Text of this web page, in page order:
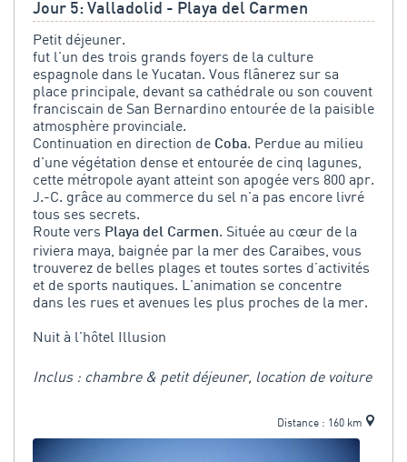
Jour 5: Valladolid - Playa del Carmen
Petit déjeuner.
fut l'un des trois grands foyers de la culture
espagnole dans le Yucatan. Vous flânerez sur sa
place principale, devant sa cathédrale ou son couvent
franciscain de San Bernardino entourée de la paisible
atmosphère provinciale.
Continuation en direction de Coba. Perdue au milieu
d'une végétation dense et entourée de cinq lagunes,
cette métropole ayant atteint son apogée vers 800 apr.
J.-C. grâce au commerce du sel n'a pas encore livré
tous ses secrets.
Route vers Playa del Carmen. Située au cœur de la
riviera maya, baignée par la mer des Caraibes, vous
trouverez de belles plages et toutes sortes d’activités
et de sports nautiques. L'animation se concentre
dans les rues et avenues les plus proches de la mer.
Nuit à l'hôtel Illusion
Inclus : chambre & petit déjeuner, location de voiture
Distance : 160 km